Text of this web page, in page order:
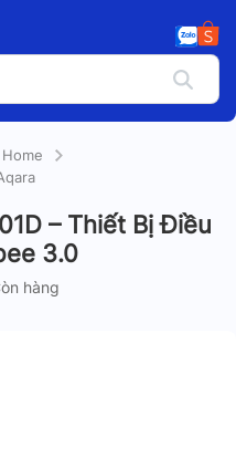
– Thiết Bị Điều
3.0
hàng